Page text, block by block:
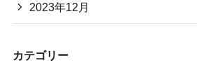
2023年12月
カテゴリー